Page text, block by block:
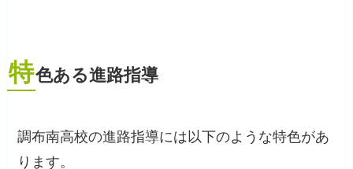
特色ある進路指導
調布南高校の進路指導には以下のような特色があ
ります。